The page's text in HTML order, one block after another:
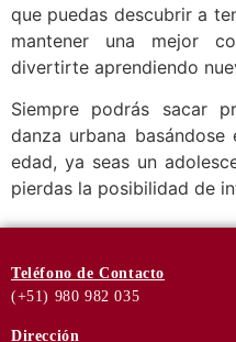
que puedas descubrir a
mantener una mejor
divertirte aprendiendo
Siempre podrás sacar
danza urbana
edad, ya seas un
pierdas la posibilidad de
Teléfono de Contacto
(+51) 980 982 035
Dirección